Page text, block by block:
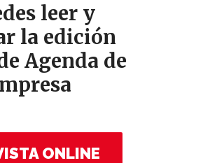
leer y
la edición
Agenda de
ONLINE